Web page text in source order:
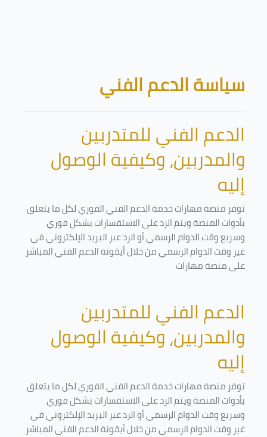
الكتل
سياسة الدعم الفني
الدعم الفني للمتدربين
والمدربين، وكيفية الوصول
إليه
توفر منصة مهارات خدمة الدعم الفني الفوري لكل ما يتعلق
بأدوات المنصة ويتم الرد على الاستفسارات بشكل فوري
وسريع وقت الدوام الرسمي أو الرد عبر البريد الإلكتروني في
غير وقت الدوام الرسمي من خلال أيقونة الدعم الفني المباشر
على منصة مهارات
الدعم الفني للمتدربين
والمدربين، وكيفية الوصول
إليه
توفر منصة مهارات خدمة الدعم الفني الفوري لكل ما يتعلق
بأدوات المنصة ويتم الرد على الاستفسارات بشكل فوري
وسريع وقت الدوام الرسمي أو الرد عبر البريد الإلكتروني في
غير وقت الدوام الرسمي من خلال أيقونة الدعم الفني المباشر